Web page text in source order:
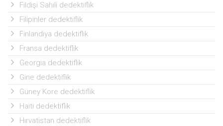
Fildişi Sahili dedektiflik
Filipinler dedektiflik
Finlandiya dedektiflik
Fransa dedektiflik
Georgia dedektiflik
Gine dedektiflik
Güney Kore dedektiflik
Haiti dedektiflik
Hırvatistan dedektiflik